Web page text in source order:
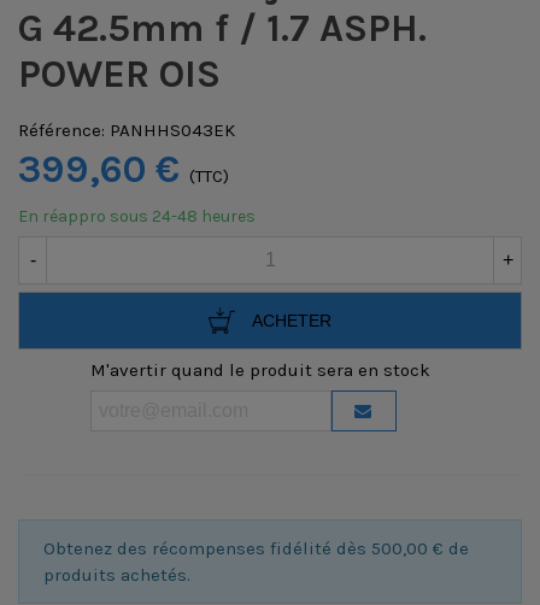
G 42.5mm f / 1.7 ASPH.
POWER OIS
Référence: PANHHS043EK
399,60 € (TTC)
En réappro sous 24-48 heures
- +
ACHETER
M'avertir quand le produit sera en stock
Obtenez des récompenses fidélité dès 500,00 € de
produits achetés.